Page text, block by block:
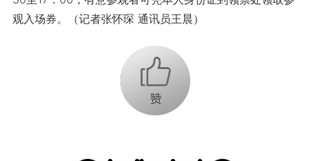
观入场券。（记者张怀琛 通讯员王晨）
+1